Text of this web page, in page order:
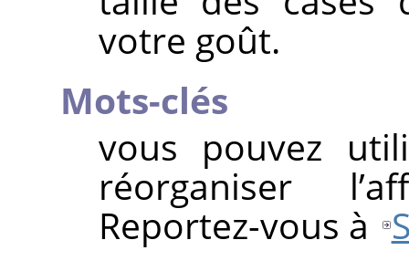
votre goût.
Mots-clés
vous pouvez
réorganiser
Reportez-vous à